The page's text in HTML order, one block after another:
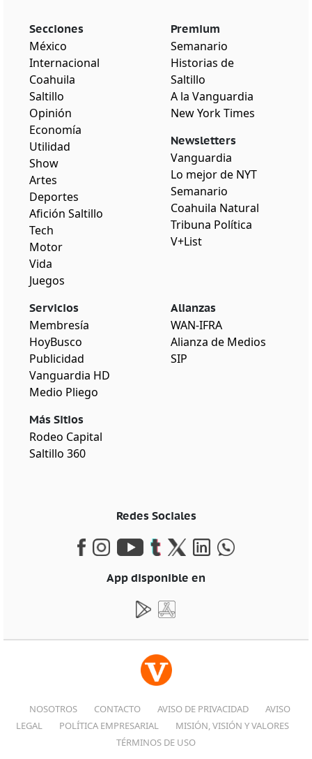
Secciones
México
Internacional
Coahuila
Saltillo
Opinión
Economía
Utilidad
Show
Artes
Deportes
Afición Saltillo
Tech
Motor
Vida
Juegos
Premium
Semanario
Historias de
Saltillo
A la Vanguardia
New York Times
Newsletters
Vanguardia
Lo mejor de NYT
Semanario
Coahuila Natural
Tribuna Política
V+List
Servicios
Membresía
HoyBusco
Publicidad
Vanguardia HD
Medio Pliego
Más Sitios
Rodeo Capital
Saltillo 360
Alianzas
WAN-IFRA
Alianza de Medios
SIP
Redes Sociales
App disponible en
NOSOTROS CONTACTO AVISO DE PRIVACIDAD
AVISO
LEGAL
POLÍTICA EMPRESARIAL
MISIÓN, VISIÓN Y VALORES
TÉRMINOS DE USO